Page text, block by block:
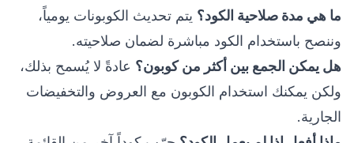
ما هي مدة صلاحية الكود؟ يتم تحديث الكوبونات يومياً،
وننصح باستخدام الكود مباشرة لضمان صلاحيته.
هل يمكن الجمع بين أكثر من كوبون؟ عادةً لا يُسمح بذلك،
ولكن يمكنك استخدام الكوبون مع العروض والتخفيضات
الجارية.